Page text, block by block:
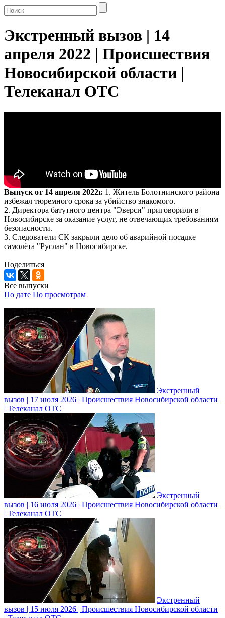
Экстренный вызов | 14
апреля 2022 | Происшествия
Новосибирской области |
Телеканал ОТС
Выпуск от 14 апреля 2022г. 1. Житель Болотнинского района
избежал тюремного срока за убийство знакомого.
2. Директора батутного центра "Эверси" приговорили в
Новосибирске за оказание услуг, не отвечающих требованиям
безопасности.
3. Следователи СК закрыли дело об аварийной посадке
самолёта "Руслан" в Новосибирске.
Поделиться
Все выпуски
По дате По просмотрам
Экстренный
вызов | 17 июля 2026 | Происшествия Новосибирской области
| Телеканал ОТС
Экстренный
вызов | 16 июля 2026 | Происшествия Новосибирской области
| Телеканал ОТС
Экстренный
вызов | 15 июля 2026 | Происшествия Новосибирской области